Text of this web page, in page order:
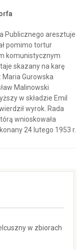
Publicznego aresztuje
pomimo tortur
komunistycznym
skazany na karę
Maria Gurowska
Malinowski
w składzie Emil
wyrok. Rada
wnioskowała
24 lutego 1953 r.
w zbiorach